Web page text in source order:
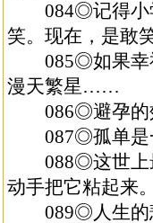
084◎记得小学
笑。现在，是
085◎如果幸福
漫天繁星……
086◎避孕的效
087◎孤单是一
088◎这世上最
动手把它粘起来
089◎人生的悲